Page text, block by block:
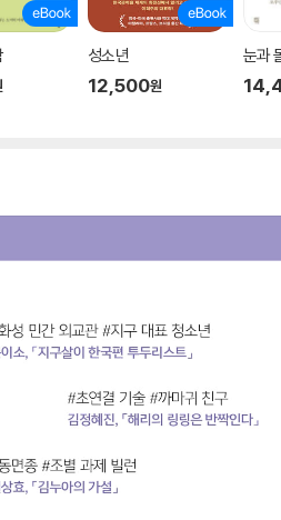
성소년
12,500원
눈과